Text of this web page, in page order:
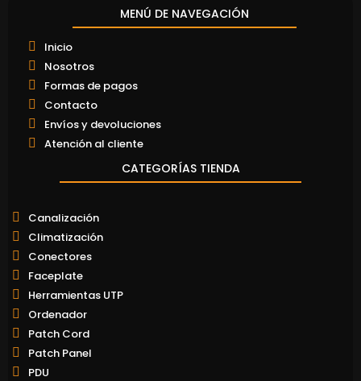
MENÚ DE NAVEGACIÓN
Inicio
Nosotros
Formas de pagos
Contacto
Envíos y devoluciones
Atención al cliente
CATEGORÍAS TIENDA
Canalización
Climatización
Conectores
Faceplate
Herramientas UTP
Ordenador
Patch Cord
Patch Panel
PDU